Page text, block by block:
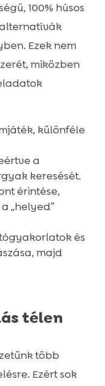
100% húsos
Ezek nem
miközben
különféle
a
keresését.
érintése,
„helyed”
és
majd
télen
több
Ezért sok